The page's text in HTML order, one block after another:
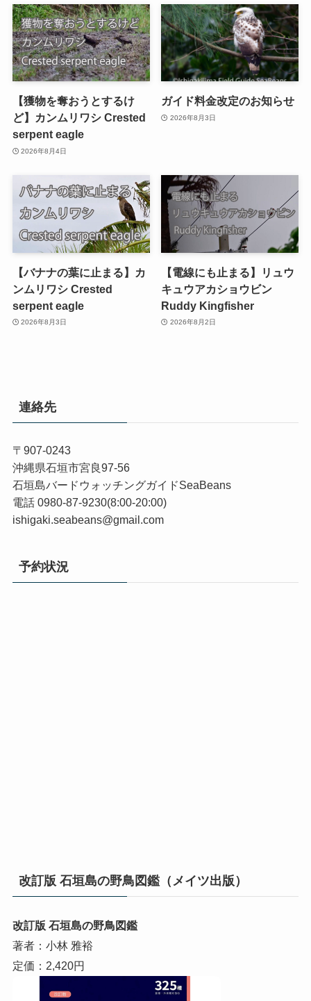
【獲物を奪おうとするけ
ど】カンムリワシ Crested
serpent eagle
2026年8月4日
ガイド料金改定のお知らせ
2026年8月3日
【バナナの葉に止まる】カ
ンムリワシ Crested
serpent eagle
2026年8月3日
【電線にも止まる】リュウ
キュウアカショウビン
Ruddy Kingfisher
2026年8月2日
連絡先
〒907-0243
沖縄県石垣市宮良97-56
石垣島バードウォッチングガイドSeaBeans
電話 0980-87-9230(8:00-20:00)
ishigaki.seabeans@gmail.com
予約状況
改訂版 石垣島の野鳥図鑑（メイツ出版）
改訂版 石垣島の野鳥図鑑
著者：小林 雅裕
定価：2,420円